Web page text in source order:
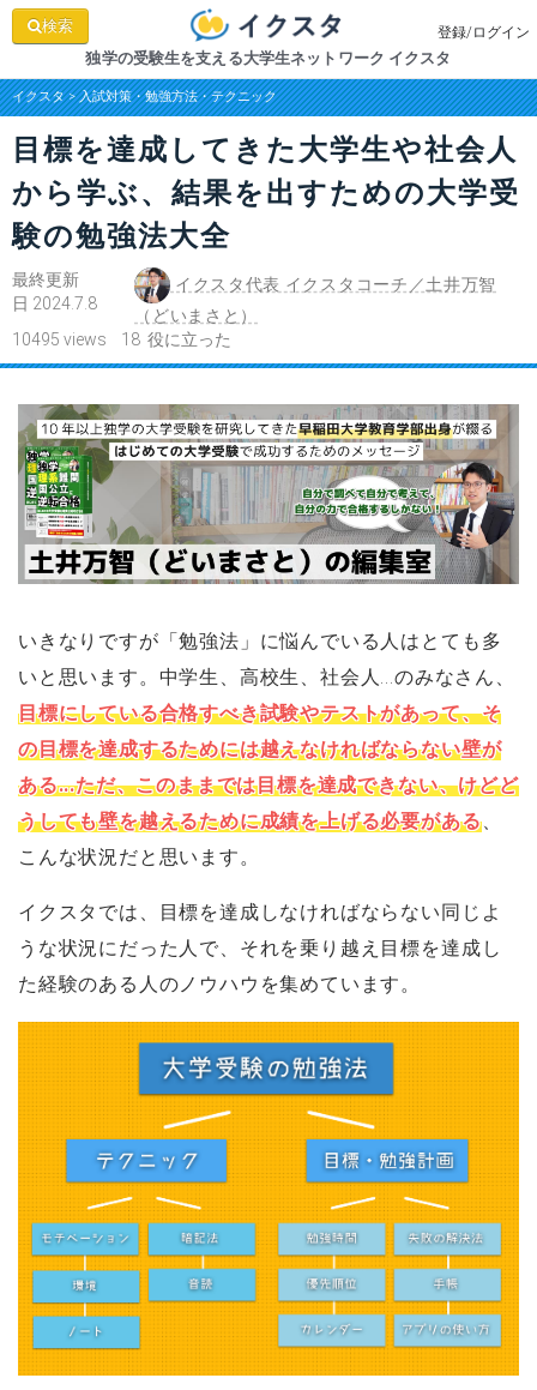
検索 登録/ログイン
独学の受験生を支える大学生ネットワーク イクスタ
イクスタ>入試対策・勉強方法・テクニック
目標を達成してきた大学生や社会人
から学ぶ、結果を出すための大学受
験の勉強法大全
最終更新
日 2024.7.8
イクスタ代表 イクスタコーチ／土井万智
（どいまさと）
10495 views 18 役に立った
いきなりですが「勉強法」に悩んでいる人はとても多
いと思います。中学生、高校生、社会人...のみなさん、
目標にしている合格すべき試験やテストがあって、そ
の目標を達成するためには越えなければならない壁が
ある...ただ、このままでは目標を達成できない、けどど
うしても壁を越えるために成績を上げる必要がある、
こんな状況だと思います。
イクスタでは、目標を達成しなければならない同じよ
うな状況にだった人で、それを乗り越え目標を達成し
た経験のある人のノウハウを集めています。